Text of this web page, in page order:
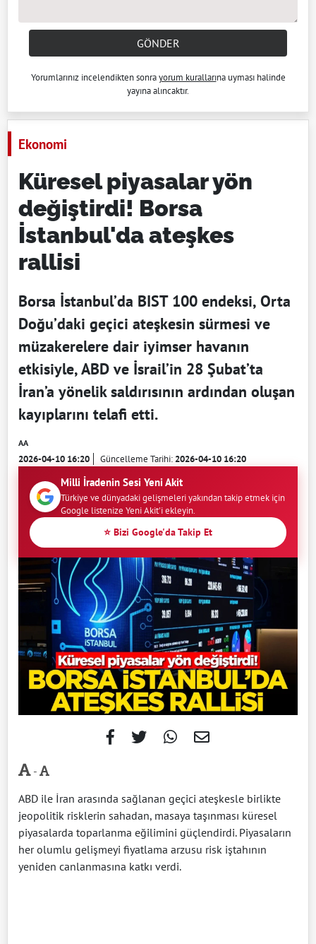
GÖNDER
Yorumlarınız incelendikten sonrayorum kurallarına uyması halinde
yayına alıncaktır.
Ekonomi
Küresel piyasalar yön
değiştirdi! Borsa
İstanbul'da ateşkes
rallisi
Borsa İstanbul’da BIST 100 endeksi, Orta
Doğu’daki geçici ateşkesin sürmesi ve
müzakerelere dair iyimser havanın
etkisiyle, ABD ve İsrail’in 28 Şubat’ta
İran’a yönelik saldırısının ardından oluşan
kayıplarını telafi etti.
AA
2026-04-10 16:20 Güncelleme Tarihi:2026-04-10 16:20
Milli İradenin Sesi Yeni Akit
Türkiye ve dünyadaki gelişmeleri yakından takip etmek için
Google listenize Yeni Akit'i ekleyin.
⭐ Bizi Google'da Takip Et
-
ABD ile İran arasında sağlanan geçici ateşkesle birlikte
jeopolitik risklerin sahadan, masaya taşınması küresel
piyasalarda toparlanma eğilimini güçlendirdi. Piyasaların
her olumlu gelişmeyi fiyatlama arzusu risk iştahının
yeniden canlanmasına katkı verdi.